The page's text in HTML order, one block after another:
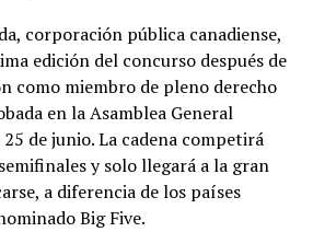
corporación pública canadiense,
edición del concurso después de
como miembro de pleno derecho
en la Asamblea General
de junio. La cadena competirá
y solo llegará a la gran
a diferencia de los países
Big Five.